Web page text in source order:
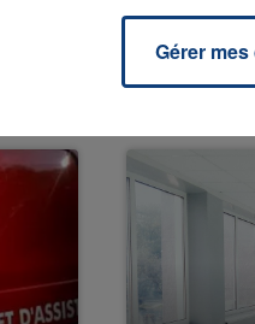
Gérer